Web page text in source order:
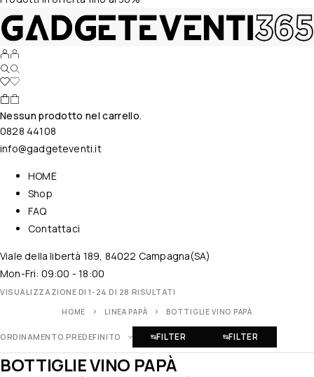
Nessun prodotto nel carrello.
0828 44108
info@gadgeteventi.it
HOME
Shop
FAQ
Contattaci
Viale della libertà 189, 84022 Campagna(SA)
Mon-Fri: 09:00 - 18:00
VISUALIZZAZIONE DI 1-24 DI 28 RISULTATI
HOME LINEA PAPÀ BOTTIGLIE VINO PAPÀ
ORDINAMENTO PREDEFINITO FILTER FILTER
BOTTIGLIE VINO PAPÀ